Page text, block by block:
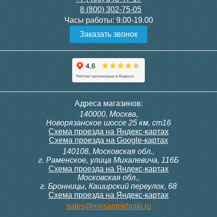
Конвектор ITT.080.200.1300
с решеткой GRILL.SGW-20-
Конвектор ITT.080.200.1000
с решеткой GRILL.SGW-20-
Конвектор ITT.080.200.1000
с решеткой GRILL.SGW-20-
Конвектор ITT.080.200.900 с
решеткой GRILL.SGA-20-
Подробнее Подробнее
100T, 230В (накладной,
расписание, упр.с пульта)
28 000
300, 230В (врезной - квадр.
коробка)
9 700
8 (800) 302-75-05
Часы работы: 9.00-19.00
Заказать звонок
Адреса магазинов:
140000, Москва,
Новорязанское шоссе 25 км, ст16
Схема проезда на Яндекс-картах
Схема проезда на Google-картах
140108, Московская обл.,
г. Раменское, улица Михалевича, 116Б
Схема проезда на Яндекс-картах
Московская обл.,
г. Бронницы, Каширский переулок, 68
Схема проезда на Яндекс-картах
sales@mirsantekhniki.ru